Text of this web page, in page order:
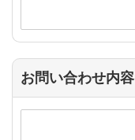
お問い合わせ内容